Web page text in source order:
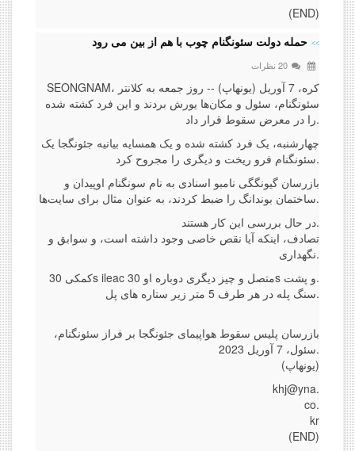
(END)
حمله دولت سئونگنام چوب با هم از بین می رود
20 نظرات
SEONGNAM، کره، 7 آوریل (یونهاپ) -- روز جمعه به کلانتر
سئونگنام، سئول و مکان‌ها یورش بردند و این فرد کشته شده
را در معرض سقوط قرار داد.
چهارشنبه، یک فرد کشته شده و یک همسایه بیانیه جئونگجا یک
سئونگنام فرو ریخت و دیگری را مجروح کرد.
بازرسان گیونگگی نامبو اسنادی به نام سونگنام اوپیدان و
ساختمان بوندانگ را ضبط کردند، به عنوان مثال برای سایت‌ها.
در حال بررسی این کار هستند.
تصادف، اینکه آیا نقص خاصی وجود داشته است، و سوابق و
نگهداری.
کمکی 30s ileac متصل و چیز دیگری دوباره او 30s و پشت.
سنگ پله در هر طرف 5 متر زیر ستاره های پل.
بازرسان پلیس سقوط هواپیمای جئونگجا بر فراز سئونگنام،
سئول، 7 آوریل 2023.
(یونهاپ)
khj@yna.
co.
kr
(END)